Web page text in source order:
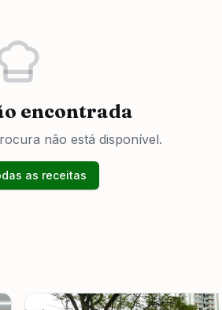
encontrada
não está disponível.
as receitas